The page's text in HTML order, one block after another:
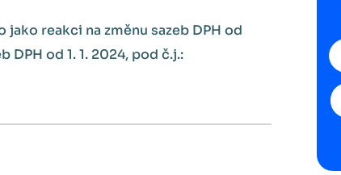
reakci na změnu sazeb DPH od
DPH od 1. 1. 2024, pod č.j.: